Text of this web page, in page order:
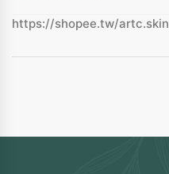
https://shopee.tw/artc.skin